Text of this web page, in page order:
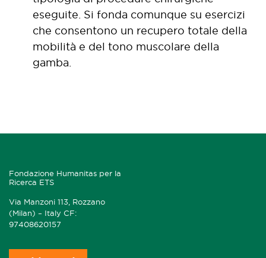
eseguite. Si fonda comunque su esercizi
che consentono un recupero totale della
mobilità e del tono muscolare della
gamba.
Fondazione Humanitas per la
Ricerca ETS
Via Manzoni 113, Rozzano
(Milan) – Italy CF:
97408620157